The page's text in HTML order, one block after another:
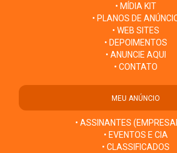
• MÍDIA KIT
• PLANOS DE
• WEB SITES
• DEPOIMENTOS
• ANUNCIE AQUI
• CONTATO
MEU ANÚNCIO
• ASSINANTES
• EVENTOS E CIA
• CLASSIFICADOS